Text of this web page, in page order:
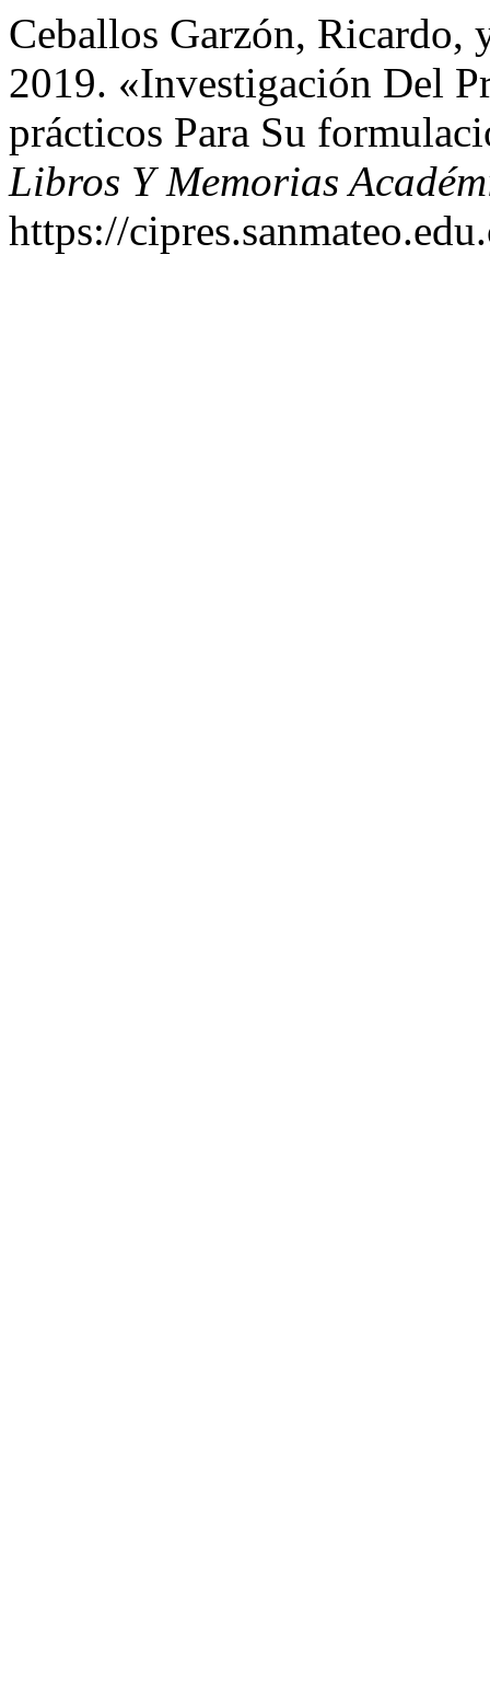
Ceballos Garzón, Ricardo,
2019. «Investigación Del
prácticos Para Su
Libros Y Memorias
https://